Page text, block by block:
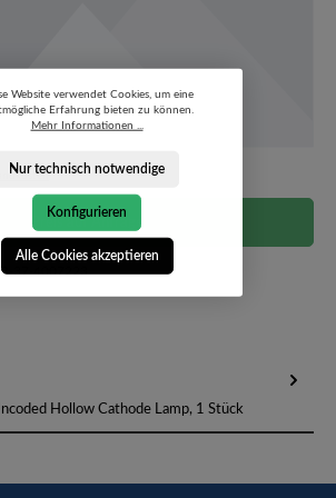
Preis auf Anfrage
37-4007223
Hollow Cathode Lamp, 1 Stück
Website verwendet Cookies, um eine
Erfahrung bieten zu können.
Mehr Informationen ...
Nur technisch notwendige
Konfigurieren
Alle Cookies akzeptieren